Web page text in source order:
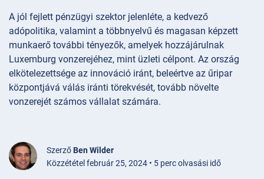
A jól fejlett pénzügyi szektor jelenléte, a kedvező
adópolitika, valamint a többnyelvű és magasan képzett
munkaerő további tényezők, amelyek hozzájárulnak
Luxemburg vonzerejéhez, mint üzleti célpont. Az ország
elkötelezettsége az innováció iránt, beleértve az űripar
központjává válás iránti törekvését, tovább növelte
vonzerejét számos vállalat számára.
Szerző Ben Wilder
Közzététel február 25, 2024 • 5 perc olvasási idő